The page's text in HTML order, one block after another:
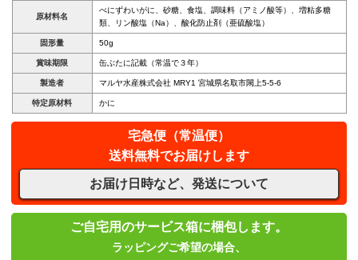
原材料名
べにずわいがに、砂糖、食塩、調味料（アミノ酸等）、増粘多糖
類、リン酸塩（Na）、酸化防止剤（亜硫酸塩）
固形量 50g
賞味期限 缶ぶたに記載（常温で３年）
製造者 マルヤ水産株式会社 MRY1 宮城県名取市閖上5-5-6
特定原材料 かに
宅急便（常温便）
送料無料でお届けします
お届け日時など、発送について
ご自宅用のサービス箱に梱包します。
ラッピングご希望の場合、